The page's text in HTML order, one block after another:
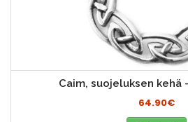
Caim, suojeluksen kehä
64.90€